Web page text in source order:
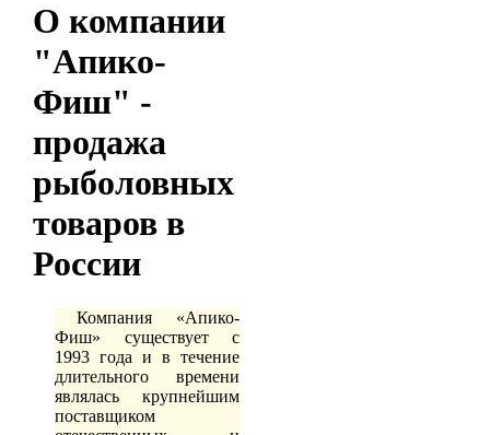
О компании
"Апико-
Фиш" -
продажа
рыболовных
товаров в
России
Компания «Апико-
Фиш» существует с
1993 года и в течение
длительного времени
являлась крупнейшим
поставщиком